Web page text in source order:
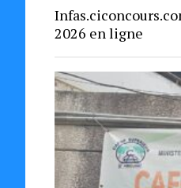
2026 en ligne